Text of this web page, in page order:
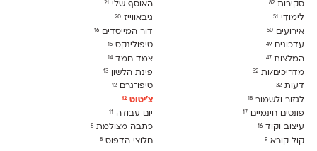
סקירות 82
לימודִי 51
אירועים 50
עדכונים 49
המלצות47
מדריכים/ות 32
דעות 32
לגזור ולשמור 18
פונטים חינמיים 17
עיצוב וקוד 16
קול קורא 9
האוסף שלי21
גיבאווייז20
דור המייסדים16
טיפולינקס15
צמד חמד14
פינת הלשון13
טיפו־גרם12
צ׳יטוט12
יום עבודה11
כתבה מצולמת8
חלוצי הדפוס8